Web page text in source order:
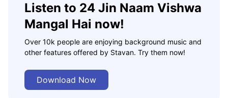
Listen to 24 Jin Naam Vishwa
Mangal Hai now!
Over 10k people are enjoying background music and
other features offered by Stavan. Try them now!
Download Now